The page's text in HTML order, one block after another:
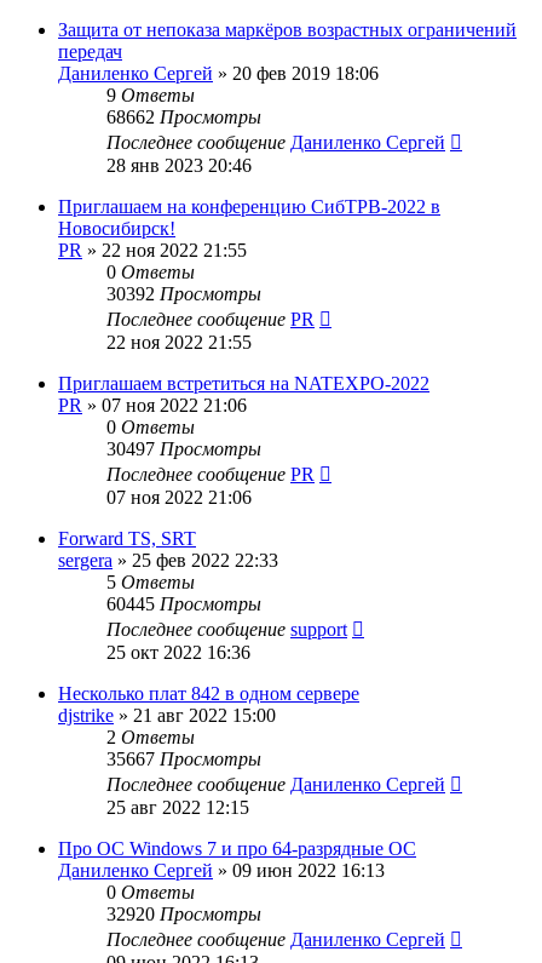
Защита от непоказа маркёров возрастных ограничений
передач
Даниленко Сергей » 20 фев 2019 18:06
9 Ответы
68662 Просмотры
Последнее сообщение Даниленко Сергей
28 янв 2023 20:46
Приглашаем на конференцию СибТРВ-2022 в
Новосибирск!
PR » 22 ноя 2022 21:55
0 Ответы
30392 Просмотры
Последнее сообщение PR
22 ноя 2022 21:55
Приглашаем встретиться на NATEXPO-2022
PR » 07 ноя 2022 21:06
0 Ответы
30497 Просмотры
Последнее сообщение PR
07 ноя 2022 21:06
Forward TS, SRT
sergera » 25 фев 2022 22:33
5 Ответы
60445 Просмотры
Последнее сообщение support
25 окт 2022 16:36
Несколько плат 842 в одном сервере
djstrike » 21 авг 2022 15:00
2 Ответы
35667 Просмотры
Последнее сообщение Даниленко Сергей
25 авг 2022 12:15
Про ОС Windows 7 и про 64-разрядные ОС
Даниленко Сергей » 09 июн 2022 16:13
0 Ответы
32920 Просмотры
Последнее сообщение Даниленко Сергей